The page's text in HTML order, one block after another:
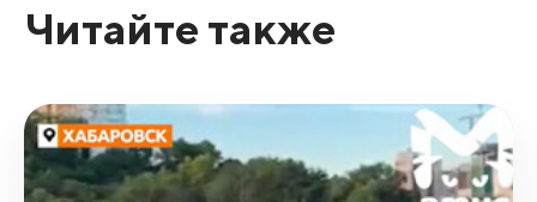
Читайте также